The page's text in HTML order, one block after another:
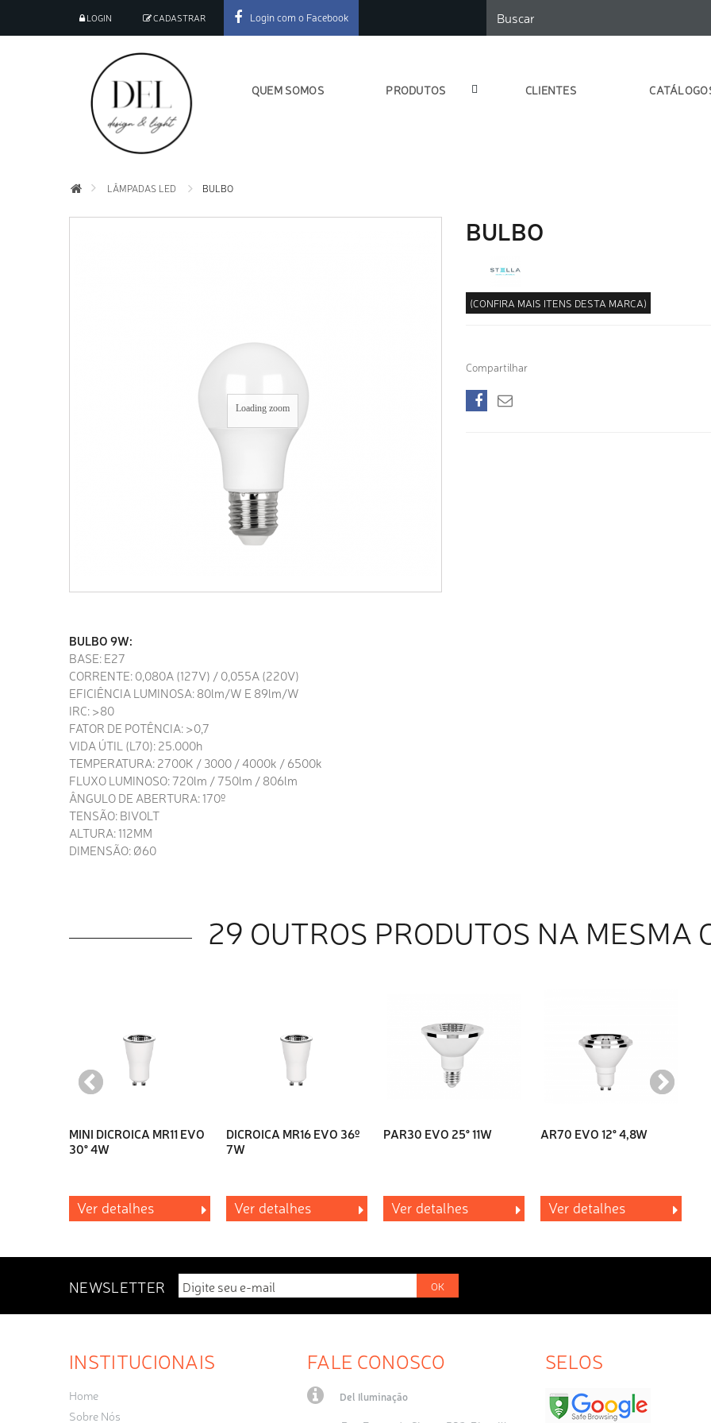
LOGIN CADASTRAR Login com o Facebook
QUEM SOMOS PRODUTOS CLIENTES
LÂMPADAS LED BULBO
Loading zoom
BULBO
(CONFIRA MAIS ITENS DESTA MARCA)
Compartilhar
BULBO 9W:
BASE: E27
CORRENTE: 0,080A (127V) / 0,055A (220V)
EFICIÊNCIA LUMINOSA: 80lm/W E 89lm/W
IRC: >80
FATOR DE POTÊNCIA: >0,7
VIDA ÚTIL (L70): 25.000h
TEMPERATURA: 2700K / 3000 / 4000k / 6500k
FLUXO LUMINOSO: 720lm / 750lm / 806lm
ÂNGULO DE ABERTURA: 170º
TENSÃO: BIVOLT
ALTURA: 112MM
DIMENSÃO: Ø60
29 OUTROS PRODUTOS NA MESMA
MINI DICROICA MR11 EVO
30° 4W
Ver detalhes
DICROICA MR16 EVO 36º
7W
Ver detalhes
PAR30 EVO 25° 11W
Ver detalhes
AR70 EVO 12° 4,8W
Ver detalhes
NEWSLETTER OK
INSTITUCIONAIS
Home
Sobre Nós
FALE CONOSCO
Del Iluminação
SELOS